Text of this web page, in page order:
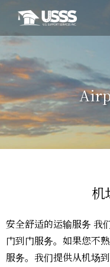
机
安全舒适的运输服务 我
门到门服务。如果您不
服务。我们提供从机场